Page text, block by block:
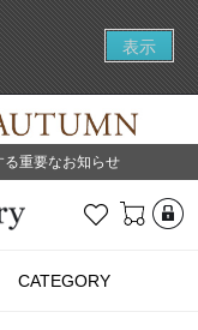
表示
重要なお知らせ
お気に入り
CATEGORY